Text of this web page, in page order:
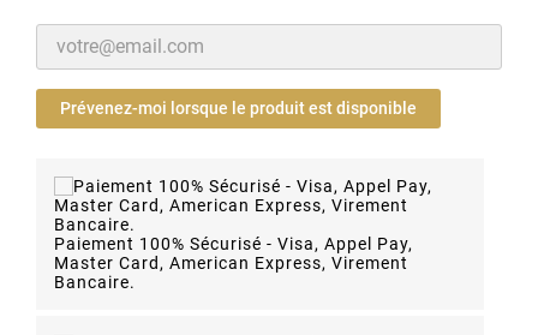
Prévenez-moi lorsque le produit est disponible
Paiement 100% Sécurisé - Visa, Appel Pay,
Master Card, American Express, Virement
Bancaire.